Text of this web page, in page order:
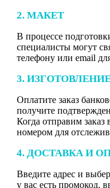
2. МАКЕТ
В процессе
специалисты могут
телефону или email
3.
Оплатите заказ
получите
Когда отправим
номером для
4. ДОСТАВКА И
Введите адрес и
у вас есть промокод,